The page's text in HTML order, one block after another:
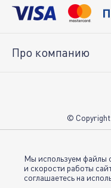
Про компанию
Магазины INTERSPORT
© Copyright
Политика
Мы используем файлы
и скорости работы
соглашаетесь на